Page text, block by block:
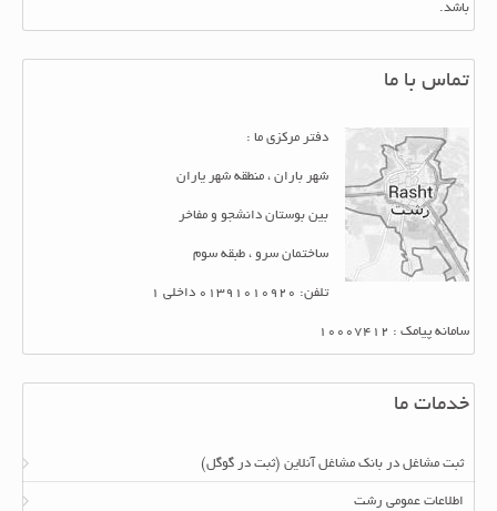
باشد.
تماس با ما
دفتر مرکزی ما :
شهر باران ، منطقه شهر یاران
بین بوستان دانشجو و مفاخر
ساختمان سرو ، طبقه سوم
تلفن: 01391010920 داخلی 1
سامانه پیامک : 10007412
خدمات ما
ثبت مشاغل در بانک مشاغل آنلاین (ثبت در گوگل)
اطلاعات عمومی رشت